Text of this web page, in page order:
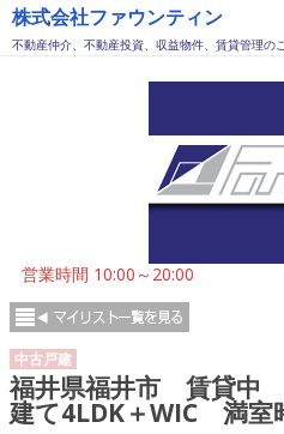
株式会社ファウンティン
不動産仲介、不動産投資、収益物件、賃貸管理の
営業時間 10:00～20:00
中古戸建
福井県福井市 賃貸中
建て4LDK＋WIC 満室